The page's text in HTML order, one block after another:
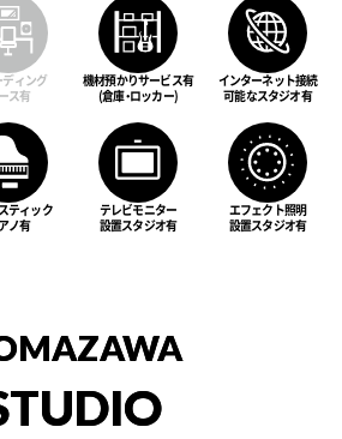
ディング
ス有
機材預かりサービス有
(倉庫・ロッカー)
インターネット接続
可能なスタジオ有
ティック
ノ有
テレビモニター
設置スタジオ有
エフェクト照明
設置スタジオ有